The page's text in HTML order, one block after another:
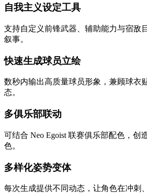
自我主义设定工具
支持自定义前锋武器、辅助能力与宿敌
叙事。
快速生成球员立绘
数秒内输出高质量球员形象，兼顾球衣
态。
多俱乐部联动
可结合 Neo Egoist 联赛俱乐部配色，创
色。
多样化姿势变体
每次生成提供不同动态，让角色在冲刺